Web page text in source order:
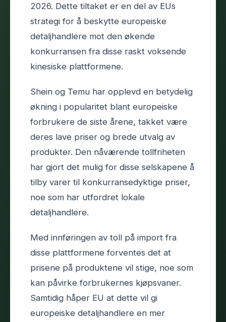
2026. Dette tiltaket er en del av EUs
strategi for å beskytte europeiske
detaljhandlere mot den økende
konkurransen fra disse raskt voksende
kinesiske plattformene.
Shein og Temu har opplevd en betydelig
økning i popularitet blant europeiske
forbrukere de siste årene, takket være
deres lave priser og brede utvalg av
produkter. Den nåværende tollfriheten
har gjort det mulig for disse selskapene å
tilby varer til konkurransedyktige priser,
noe som har utfordret lokale
detaljhandlere.
Med innføringen av toll på import fra
disse plattformene forventes det at
prisene på produktene vil stige, noe som
kan påvirke forbrukernes kjøpsvaner.
Samtidig håper EU at dette vil gi
europeiske detaljhandlere en mer